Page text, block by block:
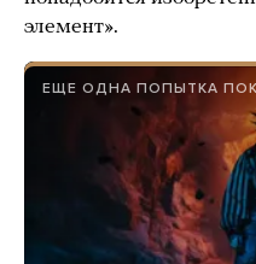
элемент».
ЕЩЕ ОДНА ПОПЫТКА